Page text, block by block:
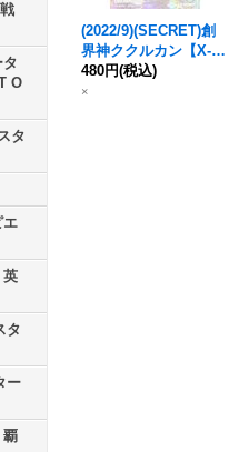
O
タ
エ
英
タ
ー
覇
(2022/9)(SECRET)創
界神ククルカン【X-S
EC】{BS62-X09
《紫》
480円(税込)
×